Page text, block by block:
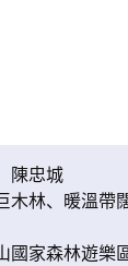
陳忠城
林、暖溫帶
家森林遊樂